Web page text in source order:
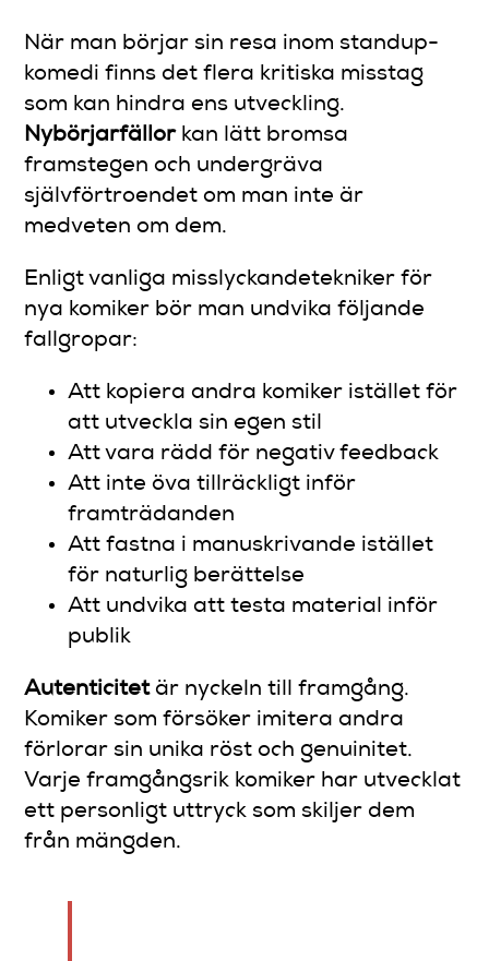
När man börjar sin resa inom standup-
komedi finns det flera kritiska misstag
som kan hindra ens utveckling.
Nybörjarfällorkan lätt bromsa
framstegen och undergräva
självförtroendet om man inte är
medveten om dem.
Enligt vanliga misslyckandetekniker för
nya komiker bör man undvika följande
fallgropar:
Att kopiera andra komiker istället för
att utveckla sin egen stil
Att vara rädd för negativ feedback
Att inte öva tillräckligt inför
framträdanden
Att fastna i manuskrivande istället
för naturlig berättelse
Att undvika att testa material inför
publik
Autenticitetär nyckeln till framgång.
Komiker som försöker imitera andra
förlorar sin unika röst och genuinitet.
Varje framgångsrik komiker har utvecklat
ett personligt uttryck som skiljer dem
från mängden.